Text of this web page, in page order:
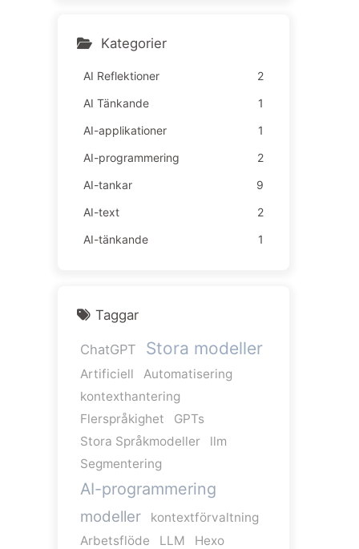
Kategorier
AI Reflektioner
2
AI Tänkande
1
AI-applikationer
1
AI-programmering
2
AI-tankar
9
AI-text
2
AI-tänkande
1
Taggar
ChatGPT Stora modeller
Artificiell
Automatisering
kontexthantering
Flerspråkighet
GPTs
Stora Språkmodeller
llm
Segmentering
AI-programmering
modeller
kontextförvaltning
Arbetsflöde
LLM
Hexo